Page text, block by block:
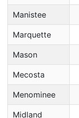
Manistee
Marquette
Mason
Mecosta
Menominee
Midland